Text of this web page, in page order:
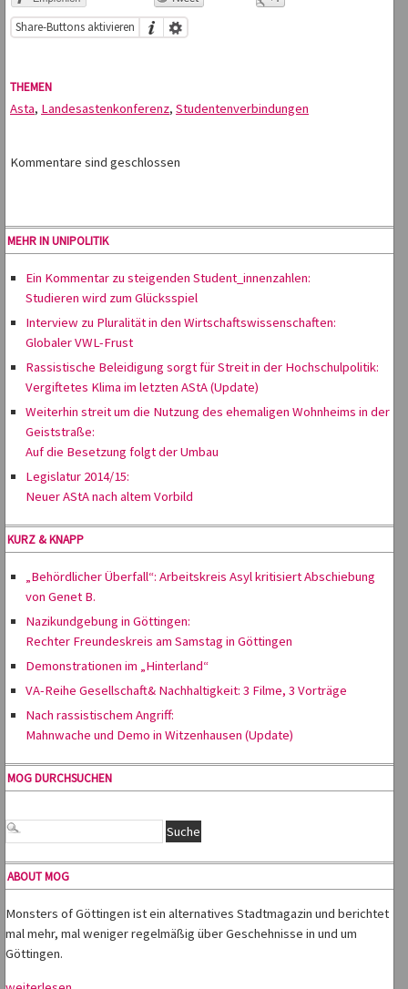
Share-Buttons aktivieren
THEMEN
Asta, Landesastenkonferenz, Studentenverbindungen
Kommentare sind geschlossen
MEHR IN UNIPOLITIK
Ein Kommentar zu steigenden Student_innenzahlen:
Studieren wird zum Glücksspiel
Interview zu Pluralität in den Wirtschaftswissenschaften:
Globaler VWL-Frust
Rassistische Beleidigung sorgt für Streit in der Hochschulpolitik:
Vergiftetes Klima im letzten AStA (Update)
Weiterhin streit um die Nutzung des ehemaligen Wohnheims in der
Geiststraße:
Auf die Besetzung folgt der Umbau
Legislatur 2014/15:
Neuer AStA nach altem Vorbild
KURZ & KNAPP
„Behördlicher Überfall“: Arbeitskreis Asyl kritisiert Abschiebung
von Genet B.
Nazikundgebung in Göttingen:
Rechter Freundeskreis am Samstag in Göttingen
Demonstrationen im „Hinterland“
VA-Reihe Gesellschaft& Nachhaltigkeit: 3 Filme, 3 Vorträge
Nach rassistischem Angriff:
Mahnwache und Demo in Witzenhausen (Update)
MOG DURCHSUCHEN
ABOUT MOG
Monsters of Göttingen ist ein alternatives Stadtmagazin und berichtet
mal mehr, mal weniger regelmäßig über Geschehnisse in und um
Göttingen.